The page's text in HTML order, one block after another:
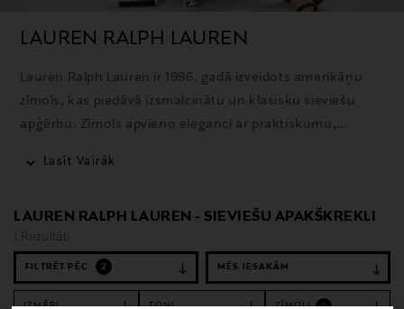
LAUREN RALPH LAUREN
Lauren Ralph Lauren ir 1996. gadā izveidots amerikāņu
zīmols, kas piedāvā izsmalcinātu un klasisku sieviešu
apģērbu. Zīmols apvieno eleganci ar praktiskumu,
Lasīt Vairāk
LAUREN RALPH LAUREN - SIEVIEŠU APAKŠKREKLI
1 Rezultāti
FILTRĒT PĒC 2
IZMĒRI TOŅI ZĪMOLI 1